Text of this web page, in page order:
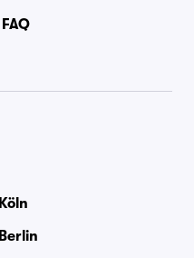
FAQ
Köln
Berlin